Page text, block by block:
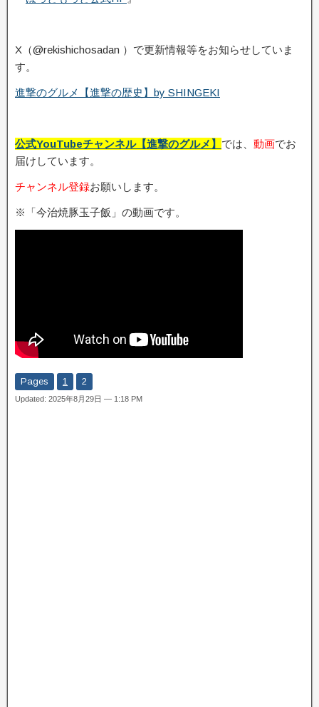
X（@rekishichosadan ）で更新情報等をお知らせしていま
す。
進撃のグルメ【進撃の歴史】by SHINGEKI
公式YouTubeチャンネル【進撃のグルメ】 では、 動画でお
届けしています。
チャンネル登録お願いします。
※「今治焼豚玉子飯」の動画です。
Pages 1 2
Updated: 2025年8月29日 — 1:18 PM